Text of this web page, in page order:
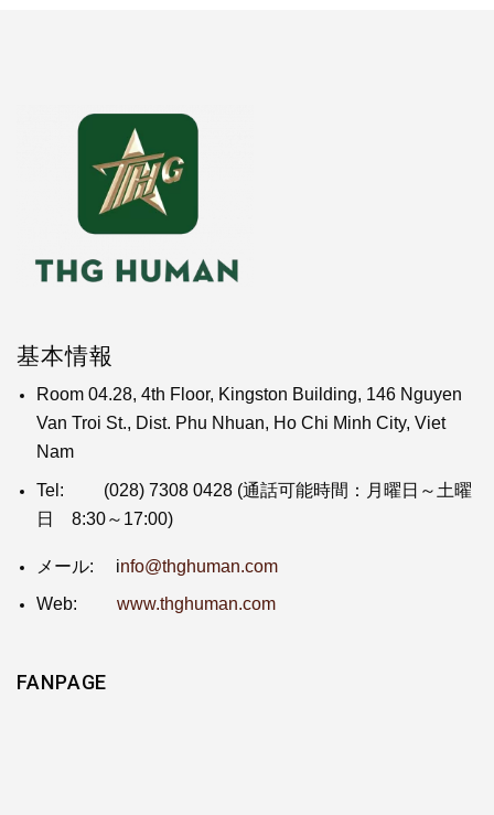
基本情報
Room 04.28, 4th Floor, Kingston Building, 146 Nguyen
Van Troi St., Dist. Phu Nhuan, Ho Chi Minh City, Viet
Nam
Tel:
(028) 7308 0428(通話可能時間：月曜日～土曜
日 8:30～17:00)
メール: info@thghuman.com
Web: www.thghuman.com
FANPAGE